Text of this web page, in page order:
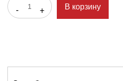
- + В корзину